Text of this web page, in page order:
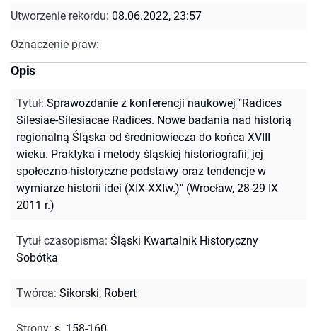
Utworzenie rekordu: 08.06.2022, 23:57
Oznaczenie praw:
Opis
Tytuł: Sprawozdanie z konferencji naukowej "Radices
Silesiae-Silesiacae Radices. Nowe badania nad historią
regionalną Śląska od średniowiecza do końca XVIII
wieku. Praktyka i metody śląskiej historiografii, jej
społeczno-historyczne podstawy oraz tendencje w
wymiarze historii idei (XIX-XXIw.)" (Wrocław, 28-29 IX
2011 r.)
Tytuł czasopisma: Śląski Kwartalnik Historyczny
Sobótka
Twórca: Sikorski, Robert
Strony: s. 158-160